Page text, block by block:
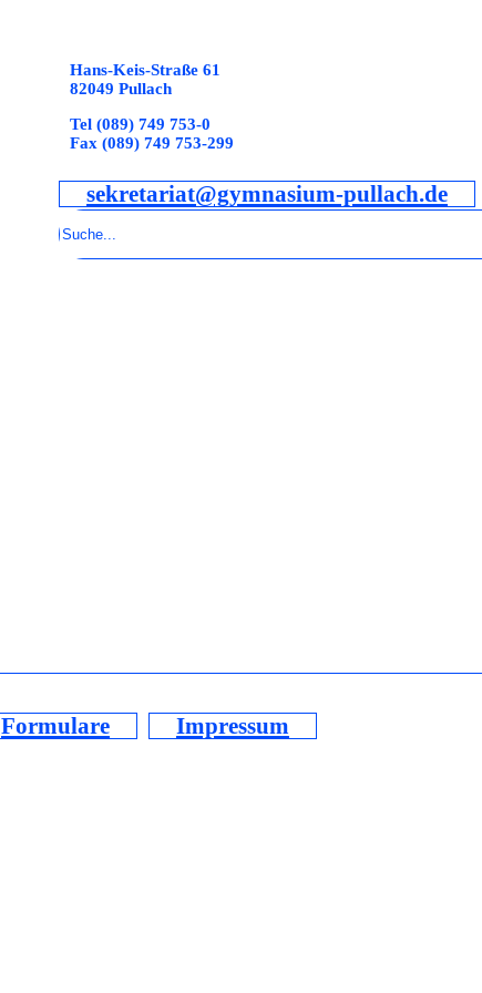
Hans-Keis-Straße 61
82049 Pullach
Tel (089) 749 753-0
Fax (089) 749 753-299
sekretariat@gymnasium-pullach.de
Suchen
Formulare Impressum